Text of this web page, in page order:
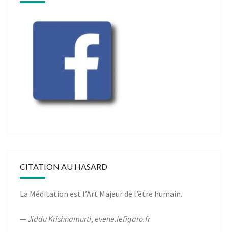
CITATION AU HASARD
La Méditation est l’Art Majeur de l’être humain.
— Jiddu Krishnamurti, evene.lefigaro.fr